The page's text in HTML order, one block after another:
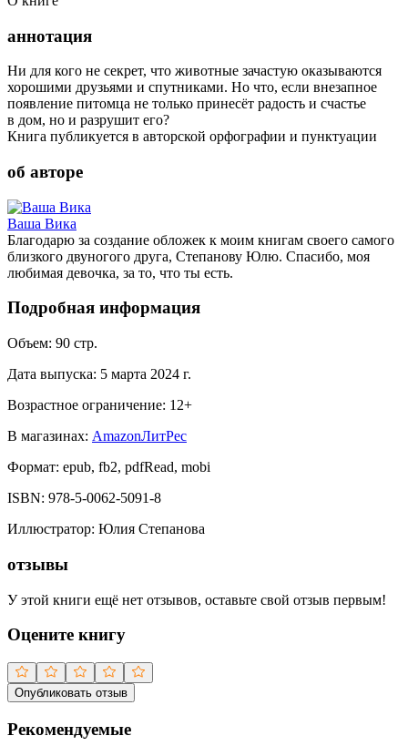
аннотация
Ни для кого не секрет, что животные зачастую оказываются
хорошими друзьями и спутниками. Но что, если внезапное
появление питомца не только принесёт радость и счастье
в дом, но и разрушит его?
Книга публикуется в авторской орфографии и пунктуации
об авторе
Ваша Вика
Благодарю за создание обложек к моим книгам своего самого
близкого двуногого друга, Степанову Юлю. Спасибо, моя
любимая девочка, за то, что ты есть.
Подробная информация
Объем: 90 стр.
Дата выпуска: 5 марта 2024 г.
Возрастное ограничение: 12+
В магазинах: AmazonЛитРес
Формат: epub, fb2, pdfRead, mobi
ISBN: 978-5-0062-5091-8
Иллюстратор: Юлия Степанова
отзывы
У этой книги ещё нет отзывов, оставьте свой отзыв первым!
Оцените книгу
Опубликовать отзыв
Рекомендуемые